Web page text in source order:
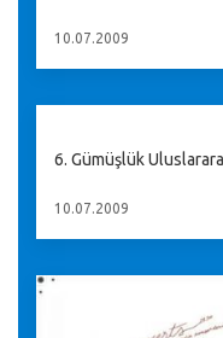
10.07.2009
6. Gümüşlük
10.07.2009